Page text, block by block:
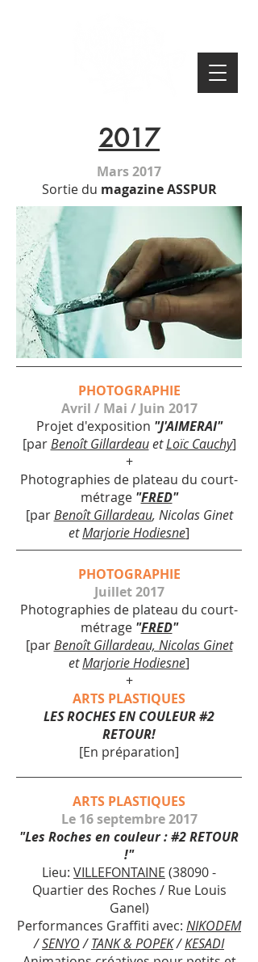
2017
Mars 2017
Sortie du magazine ASSPUR
PHOTOGRAPHIE
Avril / Mai / Juin 2017
Projet d'exposition "J'AIMERAI"
[parBenoît GillardeauetLoïc Cauchy]
+
Photographies de plateau du court-
métrage "FRED"
[parBenoît Gillardeau, Nicolas Ginet
etMarjorie Hodiesne]
PHOTOGRAPHIE
Juillet 2017
Photographies de plateau du court-
métrage "FRED"
[par Benoît Gillardeau, Nicolas Ginet
etMarjorie Hodiesne]
+
ARTS PLASTIQUES
LES ROCHES EN COULEUR #2
RETOUR!
[En préparation]
ARTS PLASTIQUES
Le 16 septembre 2017
"Les Roches en couleur : #2 RETOUR
!"
Lieu: VILLEFONTAINE (38090 -
Quartier des Roches / Rue Louis
Ganel)
Performances Graffiti avec: NIKODEM
/SENYO/TANK & POPEK/KESADI